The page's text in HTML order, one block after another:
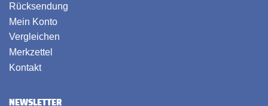
Rücksendung
Mein Konto
Vergleichen
Merkzettel
Kontakt
NEWSLETTER